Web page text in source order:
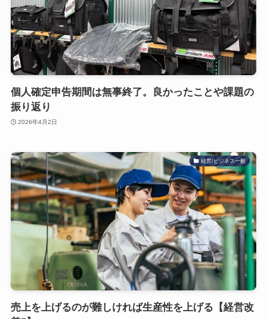
個人確定申告期間は無事終了。良かったことや課題の
振り返り
2026年4月2日
経営/ビジネス一般
売上を上げるのが難しければ生産性を上げる【経営改